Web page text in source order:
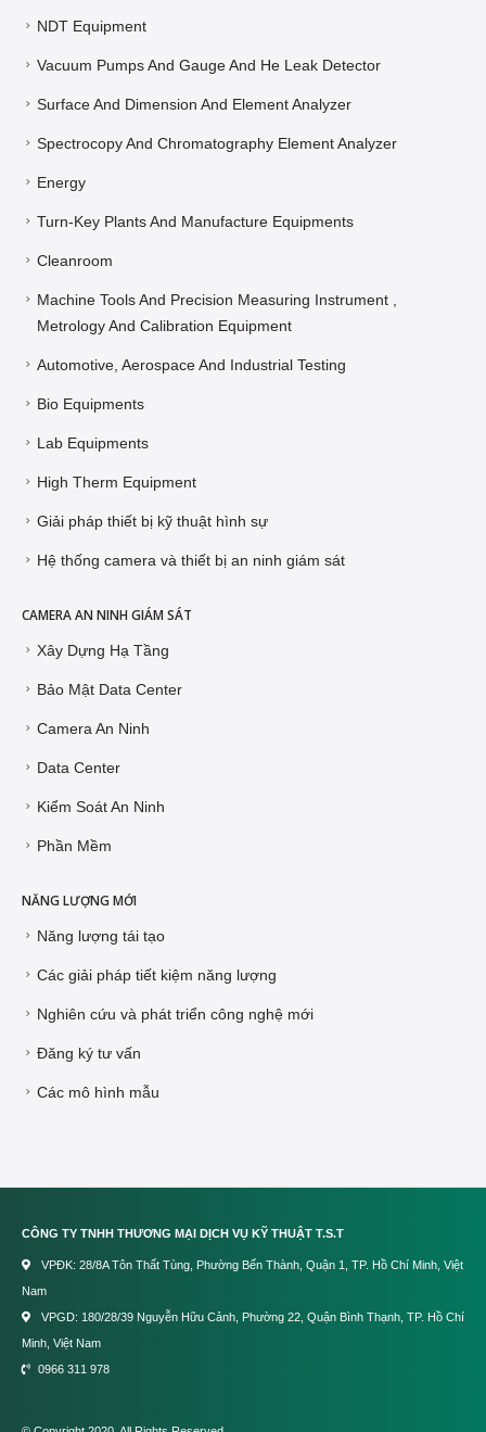
NDT Equipment
Vacuum Pumps And Gauge And He Leak Detector
Surface And Dimension And Element Analyzer
Spectrocopy And Chromatography Element Analyzer
Energy
Turn-Key Plants And Manufacture Equipments
Cleanroom
Machine Tools And Precision Measuring Instrument ,
Metrology And Calibration Equipment
Automotive, Aerospace And Industrial Testing
Bio Equipments
Lab Equipments
High Therm Equipment
Giải pháp thiết bị kỹ thuật hình sự
Hệ thống camera và thiết bị an ninh giám sát
CAMERA AN NINH GIÁM SÁT
Xây Dựng Hạ Tầng
Bảo Mật Data Center
Camera An Ninh
Data Center
Kiểm Soát An Ninh
Phần Mềm
NĂNG LƯỢNG MỚI
Năng lượng tái tạo
Các giải pháp tiết kiệm năng lượng
Nghiên cứu và phát triển công nghệ mới
Đăng ký tư vấn
Các mô hình mẫu
CÔNG TY TNHH THƯƠNG MẠI DỊCH VỤ KỸ THUẬT T.S.T
VPĐK: 28/8A Tôn Thất Tùng, Phường Bến Thành, Quận 1, TP. Hồ Chí Minh, Việt
Nam
VPGD: 180/28/39 Nguyễn Hữu Cảnh, Phường 22, Quận Bình Thạnh, TP. Hồ Chí
Minh, Việt Nam
0966 311 978